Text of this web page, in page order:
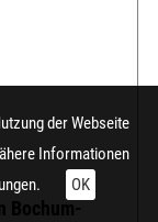
Bochum-
der Webseite
Informationen
OK